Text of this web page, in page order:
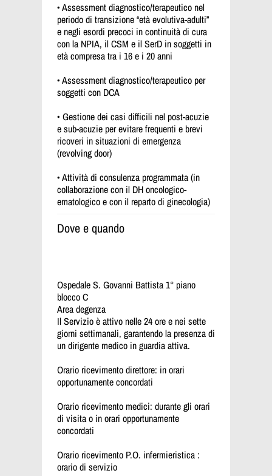
• Assessment diagnostico/terapeutico nel
periodo di transizione “età evolutiva-adulti”
e negli esordi precoci in continuità di cura
con la NPIA, il CSM e il SerD in soggetti in
età compresa tra i 16 e i 20 anni
• Assessment diagnostico/terapeutico per
soggetti con DCA
• Gestione dei casi difficili nel post-acuzie
e sub-acuzie per evitare frequenti e brevi
ricoveri in situazioni di emergenza
(revolving door)
• Attività di consulenza programmata (in
collaborazione con il DH oncologico-
ematologico e con il reparto di ginecologia)
Dove e quando
Ospedale S. Govanni Battista 1° piano
blocco C
Area degenza
Il Servizio è attivo nelle 24 ore e nei sette
giorni settimanali, garantendo la presenza di
un dirigente medico in guardia attiva.
Orario ricevimento direttore: in orari
opportunamente concordati
Orario ricevimento medici: durante gli orari
di visita o in orari opportunamente
concordati
Orario ricevimento P.O. infermieristica :
orario di servizio